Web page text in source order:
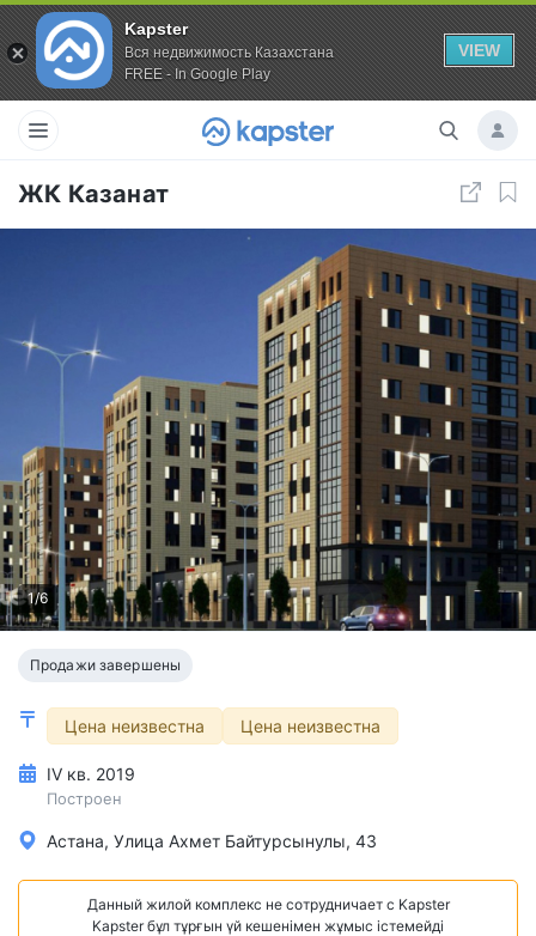
Kapster
Вся недвижимость Казахстана
FREE - In Google Play
VIEW
ЖК Казанат
1/6
Продажи завершены
Цена неизвестна Цена неизвестна
IV кв. 2019
Построен
Астана, Улица Ахмет Байтурсынулы, 43
Данный жилой комплекс не сотрудничает с Kapster
Kapster бұл тұрғын үй кешенімен жұмыс істемейді